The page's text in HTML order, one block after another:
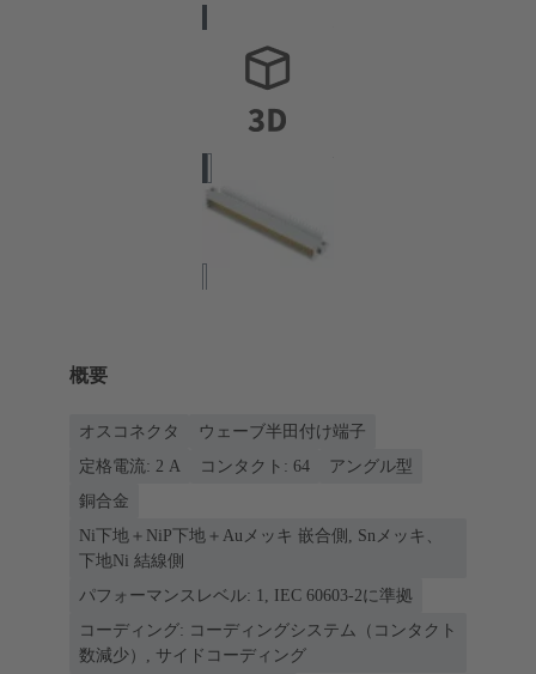
概要
オスコネクタ
ウェーブ半田付け端子
定格電流: ‌2 A
コンタクト: 64
アングル型
銅合金
Ni下地＋NiP下地＋Auメッキ 嵌合側, Snメッキ、
下地Ni 結線側
パフォーマンスレベル: 1, IEC 60603-2に準拠
コーディング: コーディングシステム（コンタクト
数減少）, サイドコーディング